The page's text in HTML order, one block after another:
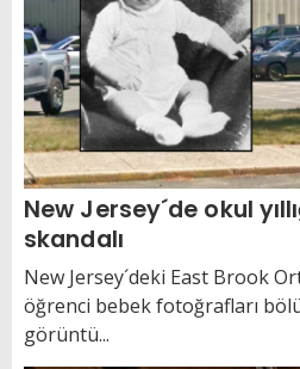
New Jersey´de okul
skandalı
New Jersey´deki East Brook
öğrenci bebek fotoğrafları
görüntü...